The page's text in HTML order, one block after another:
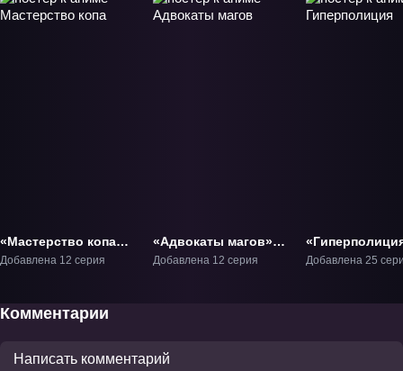
«Мастерство копа»
ТВ-1
Добавлена 12 серия
«Адвокаты магов»
ТВ-1
Добавлена 12 серия
ТВ-1
Добавлена 25
Комментарии